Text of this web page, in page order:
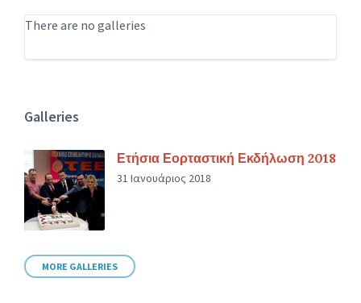
There are no galleries
Galleries
Ετήσια Εορταστική Εκδήλωση 2018
31 Ιανουάριος 2018
MORE GALLERIES